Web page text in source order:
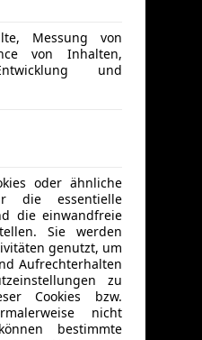
Messung von
von Inhalten,
und
oder ähnliche
die essentielle
die einwandfreie
Sie werden
genutzt, um
Aufrechterhalten
zu
Cookies bzw.
nicht
bestimmte